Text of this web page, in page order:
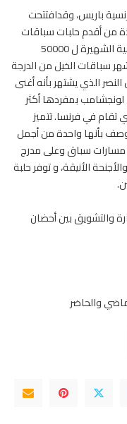
باريس، وقدافتتحت
يجعلها واحدة من أقدم حلبات سباقات
الخيول في العالم. وتتسع حلبة السباق الفرنسية الشهيرة ل 50000
سباقات الخيل من الدرجة
الذي يشتهر بأنه أغنى
بمفردها أكثر
تقام في فرنسا. تتميز
بأنها واحدة من أجمل
حلبات سباق الخيل في العالم، وتحتوي على 4 مسارات سباق وعلى مدرج
الأنيقة، و توفر حلبة
والتشويق بين أحضان
والحاضر